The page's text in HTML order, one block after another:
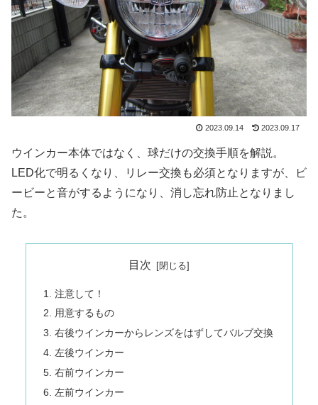
2023.09.14 2023.09.17
ウインカー本体ではなく、球だけの交換手順を解説。
LED化で明るくなり、リレー交換も必須となりますが、ビ
ービーと音がするようになり、消し忘れ防止となりまし
た。
目次
注意して！
用意するもの
右後ウインカーからレンズをはずしてバルブ交換
左後ウインカー
右前ウインカー
左前ウインカー